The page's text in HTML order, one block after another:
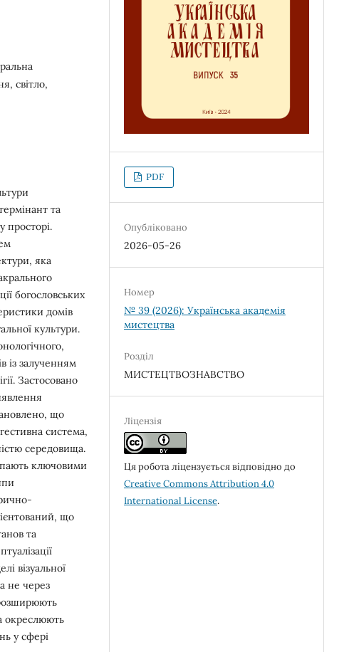
світло,
та
просторі.
яка
богословських
домів
культури.
із залученням
Застосовано
що
система,
середовища.
ключовими
що
та
візуальної
не через
окреслюють
у сфері
PDF
Опубліковано
2026-05-26
Номер
№ 39 (2026): Українська академія
мистецтва
Розділ
МИСТЕЦТВОЗНАВСТВО
Ліцензія
Ця робота ліцензується відповідно до
Creative Commons Attribution 4.0
International License.